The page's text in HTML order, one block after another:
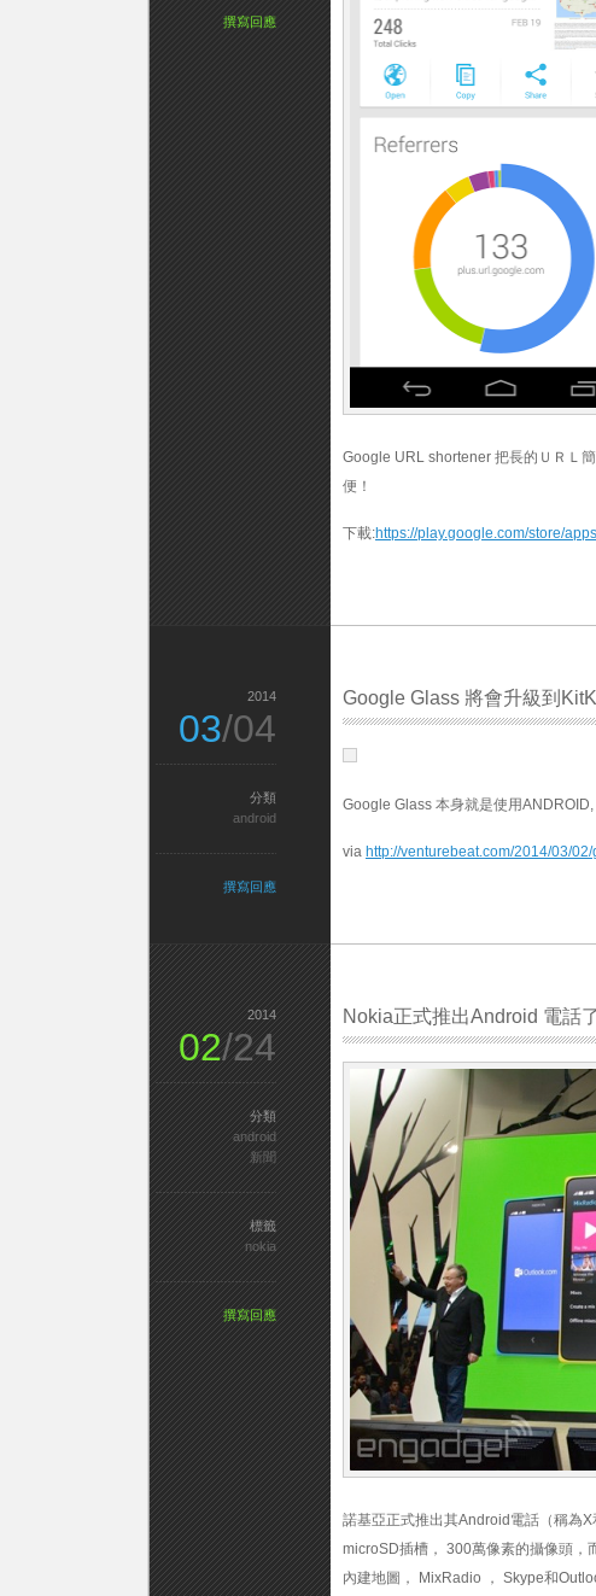
Google URL shortener 把長的ＵＲＬ
便！
下載:https://play.google.com/store/
撰寫回應
Google Glass 將會升級到
Google Glass 本身就是使用
via http://venturebeat.com/2014/03/
2014
03/04
分類
android
撰寫回應
Nokia正式推出Android 電話
諾基亞正式推出其Android電話（稱為
microSD插槽， 300萬像素的攝像頭，
內建地圖， MixRadio ， Skype和
2014
02/24
分類
android
新聞
標籤
nokia
撰寫回應